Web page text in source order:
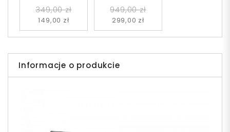
349,00 zł
149,00 zł
949,00 zł
299,00 zł
Informacje o produkcie